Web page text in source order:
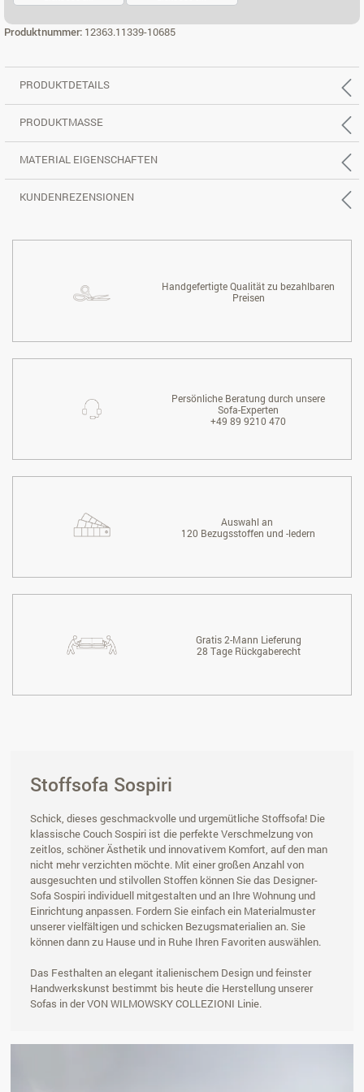
Produktnummer: 12363.11339-10685
PRODUKTDETAILS
PRODUKTMASSE
MATERIAL EIGENSCHAFTEN
KUNDENREZENSIONEN
Handgefertigte Qualität zu bezahlbaren
Preisen
Persönliche Beratung durch unsere
Sofa-Experten
+49 89 9210 470
Auswahl an
120 Bezugsstoffen und -ledern
Gratis 2-Mann Lieferung
28 Tage Rückgaberecht
Stoffsofa Sospiri
Schick, dieses geschmackvolle und urgemütliche Stoffsofa! Die
klassische Couch Sospiri ist die perfekte Verschmelzung von
zeitlos, schöner Ästhetik und innovativem Komfort, auf den man
nicht mehr verzichten möchte. Mit einer großen Anzahl von
ausgesuchten und stilvollen Stoffen können Sie das Designer-
Sofa Sospiri individuell mitgestalten und an Ihre Wohnung und
Einrichtung anpassen. Fordern Sie einfach ein Materialmuster
unserer vielfältigen und schicken Bezugsmaterialien an. Sie
können dann zu Hause und in Ruhe Ihren Favoriten auswählen.
Das Festhalten an elegant italienischem Design und feinster
Handwerkskunst bestimmt bis heute die Herstellung unserer
Sofas in der VON WILMOWSKY COLLEZIONI Linie.